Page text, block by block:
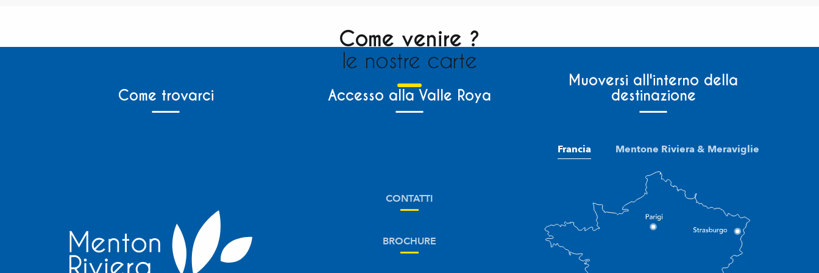
Come venire ?
le nostre carte
Come trovarci Accesso alla Valle Roya
Muoversi all'interno della
destinazione
CONTATTI
BROCHURE
Francia Mentone Riviera & Meraviglie